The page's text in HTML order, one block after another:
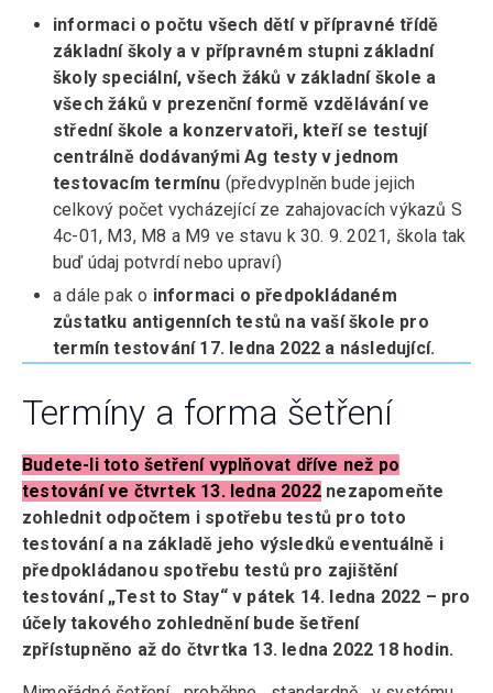
informaci o počtu všech dětí v přípravné třídě
základní školy a v přípravném stupni základní
školy speciální, všech žáků v základní škole a
všech žáků v prezenční formě vzdělávání ve
střední škole a konzervatoři, kteří se testují
centrálně dodávanými Ag testy v jednom
testovacím termínu (předvyplněn bude jejich
celkový počet vycházející ze zahajovacích výkazů S
4c-01, M3, M8 a M9 ve stavu k 30. 9. 2021, škola tak
buď údaj potvrdí nebo upraví)
a dále pak o informaci o předpokládaném
zůstatku antigenních testů na vaší škole pro
termín testování 17. ledna 2022 a následující.
Termíny a forma šetření
Budete-li toto šetření vyplňovat dříve než po
testování ve čtvrtek 13. ledna 2022 nezapomeňte
zohlednit odpočtem i spotřebu testů pro toto
testování a na základě jeho výsledků eventuálně i
předpokládanou spotřebu testů pro zajištění
testování „Test to Stay“ v pátek 14. ledna 2022 – pro
účely takového zohlednění bude šetření
zpřístupněno až do čtvrtka 13. ledna 2022 18 hodin.